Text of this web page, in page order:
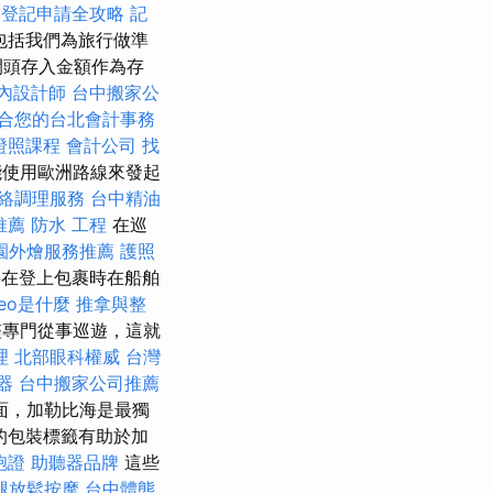
記申請全攻略 記
括我們為旅行做準
存入金額作為存
設計師 台中搬家公
您的台北會計事務
照課程 會計公司 找
用歐洲路線來發起
調理服務 台中精油
薦 防水 工程 在巡
外燴服務推薦 護照
登上包裹時在船舶
是什麼 推拿與整
門從事巡遊，這就
北部眼科權威 台灣
台中搬家公司推薦
加勒比海是最獨
裝標籤有助於加
證 助聽器品牌 這些
放鬆按摩 台中體態